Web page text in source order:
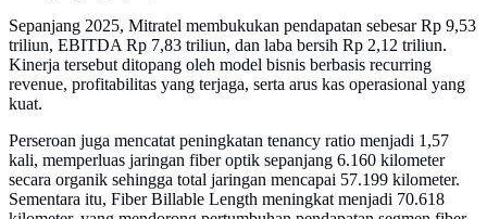
Sepanjang 2025, Mitratel membukukan pendapatan sebesar Rp 9,53
triliun, EBITDA Rp 7,83 triliun, dan laba bersih Rp 2,12 triliun.
Kinerja tersebut ditopang oleh model bisnis berbasis recurring
revenue, profitabilitas yang terjaga, serta arus kas operasional yang
kuat.
Perseroan juga mencatat peningkatan tenancy ratio menjadi 1,57
kali, memperluas jaringan fiber optik sepanjang 6.160 kilometer
secara organik sehingga total jaringan mencapai 57.199 kilometer.
Sementara itu, Fiber Billable Length meningkat menjadi 70.618